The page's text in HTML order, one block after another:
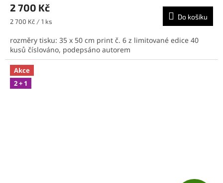
M
A
2 700 Kč
Měrná
2 700 Kč / 1 ks
Do košíku
rozměry tisku: 35 x 50 cm print č. 6 z limitované edice 40
kusů číslováno, podepsáno autorem
Akce
2 + 1